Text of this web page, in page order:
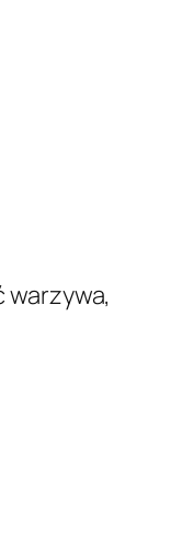
warzywa,